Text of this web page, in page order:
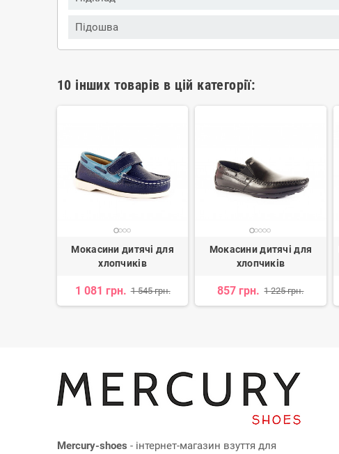
Підошва
10 інших товарів в цій категорії:
Мокасини дитячі для
хлопчиків
1 081 грн. 1 545 грн.
Мокасини дитячі для
хлопчиків
857 грн. 1 225 грн.
Mercury-shoes - інтернет-магазин взуття для